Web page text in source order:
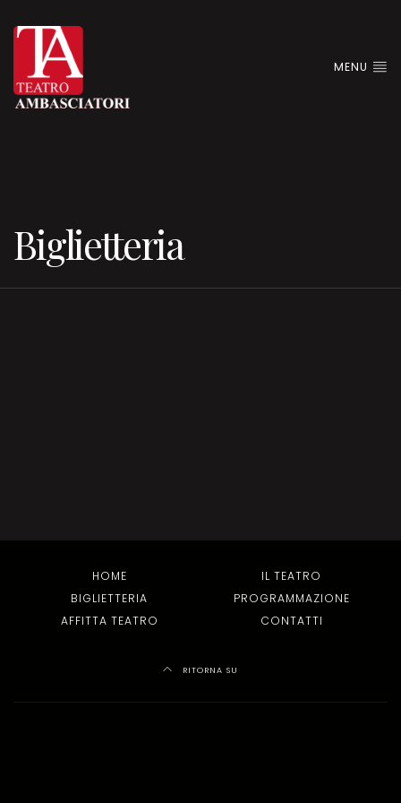
MENU
Biglietteria
HOME
IL TEATRO
BIGLIETTERIA
PROGRAMMAZIONE
AFFITTA TEATRO
CONTATTI
RITORNA SU